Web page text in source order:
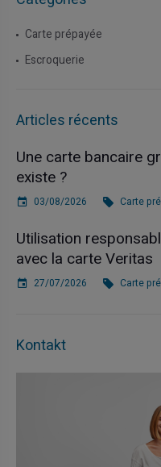
Carte prépayée
Escroquerie
Articles récents
Une carte bancaire
existe ?
03/08/2026 Carte
Utilisation
avec la carte Veritas
27/07/2026 Carte
Kontakt